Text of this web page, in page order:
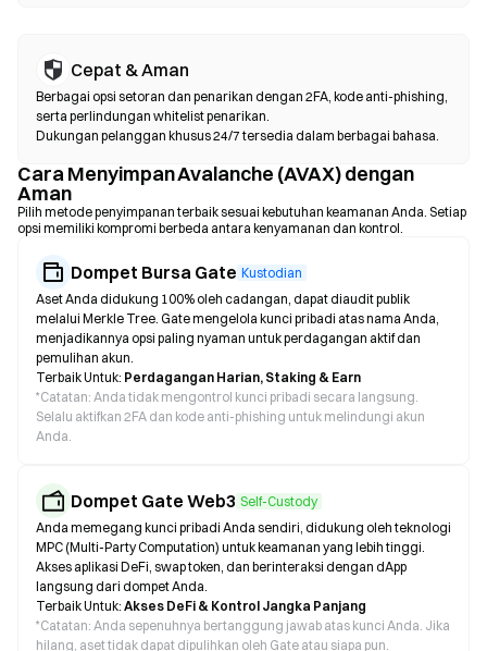
Cepat & Aman
Berbagai opsi setoran dan penarikan dengan 2FA, kode anti-phishing,
serta perlindungan whitelist penarikan.
Dukungan pelanggan khusus 24/7 tersedia dalam berbagai bahasa.
Cara Menyimpan Avalanche (AVAX) dengan
Aman
Pilih metode penyimpanan terbaik sesuai kebutuhan keamanan Anda. Setiap
opsi memiliki kompromi berbeda antara kenyamanan dan kontrol.
Dompet Bursa Gate Kustodian
Aset Anda didukung 100% oleh cadangan, dapat diaudit publik
melalui Merkle Tree. Gate mengelola kunci pribadi atas nama Anda,
menjadikannya opsi paling nyaman untuk perdagangan aktif dan
pemulihan akun.
Terbaik Untuk: Perdagangan Harian, Staking & Earn
*Catatan: Anda tidak mengontrol kunci pribadi secara langsung.
Selalu aktifkan 2FA dan kode anti-phishing untuk melindungi akun
Anda.
Dompet Gate Web3 Self-Custody
Anda memegang kunci pribadi Anda sendiri, didukung oleh teknologi
MPC (Multi-Party Computation) untuk keamanan yang lebih tinggi.
Akses aplikasi DeFi, swap token, dan berinteraksi dengan dApp
langsung dari dompet Anda.
Terbaik Untuk: Akses DeFi & Kontrol Jangka Panjang
*Catatan: Anda sepenuhnya bertanggung jawab atas kunci Anda. Jika
hilang, aset tidak dapat dipulihkan oleh Gate atau siapa pun.